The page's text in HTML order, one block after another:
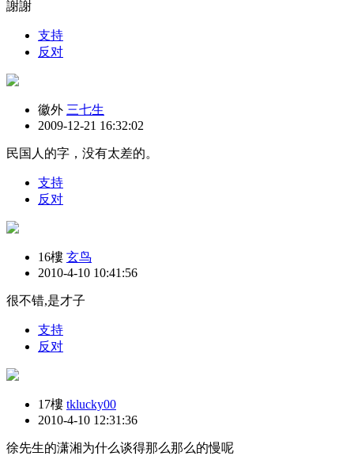
謝謝
支持
反对
徽外 三七生
2009-12-21 16:32:02
民国人的字，没有太差的。
支持
反对
16樓 玄鸟
2010-4-10 10:41:56
很不错,是才子
支持
反对
17樓 tklucky00
2010-4-10 12:31:36
徐先生的潇湘为什么谈得那么那么的慢呢